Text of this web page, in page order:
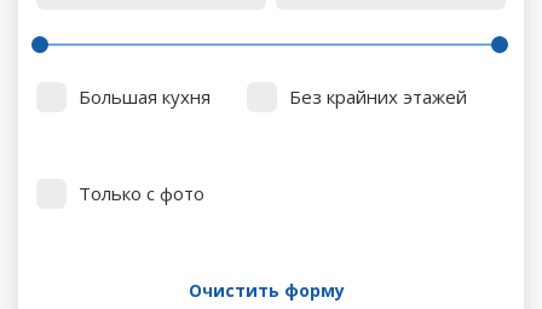
Большая кухня Без крайних этажей
Только с фото
Очистить форму